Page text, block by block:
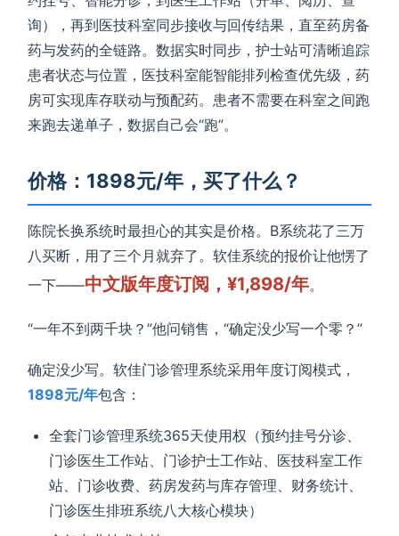
询），再到医技科室同步接收与回传结果，直至药房备
药与发药的全链路。数据实时同步，护士站可清晰追踪
患者状态与位置，医技科室能智能排列检查优先级，药
房可实现库存联动与预配药。患者不需要在科室之间跑
来跑去递单子，数据自己会“跑”。
价格：1898元/年，买了什么？
陈院长换系统时最担心的其实是价格。B系统花了三万
八买断，用了三个月就弃了。软佳系统的报价让他愣了
一下——中文版年度订阅，¥1,898/年。
“一年不到两千块？”他问销售，“确定没少写一个零？”
确定没少写。软佳门诊管理系统采用年度订阅模式，
1898元/年包含：
全套门诊管理系统365天使用权（预约挂号分诊、
门诊医生工作站、门诊护士工作站、医技科室工作
站、门诊收费、药房发药与库存管理、财务统计、
门诊医生排班系统八大核心模块）